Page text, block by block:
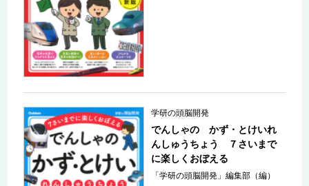
学研の頭脳開発
でんしゃの かず・とけいれ
んしゅうちょう ７さいまで
に楽しくおぼえる
「学研の頭脳開発」編集部（編）